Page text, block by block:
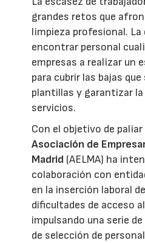
grandes retos que
limpieza profesional. La
encontrar personal
empresas a realizar un
para cubrir las bajas
plantillas y garantizar
servicios.
Con el objetivo de
Asociación de
Madrid (AELMA) ha
colaboración con
en la inserción laboral
dificultades de acceso
impulsando una serie
de selección de